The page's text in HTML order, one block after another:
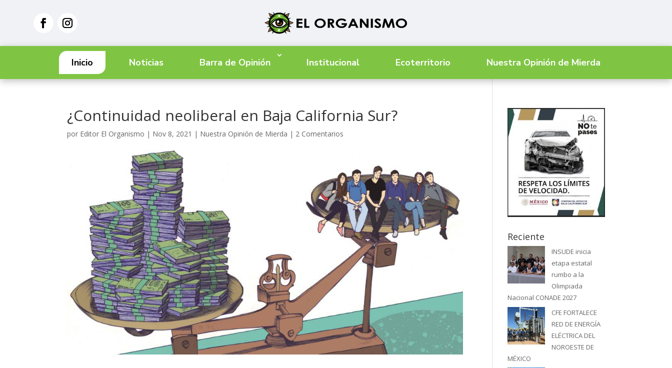
Inicio Noticias Barra de Opinión Institucional Ecoterritorio Nuestra Opinión de Mierda
¿Continuidad neoliberal en Baja California Sur?
por Editor El Organismo | Nov 8, 2021 | Nuestra Opinión de Mierda | 2 Comentarios
Reciente
INSUDE inicia
etapa estatal
rumbo a la
Olimpiada
Nacional CONADE 2027
CFE FORTALECE
RED DE ENERGÍA
ELÉCTRICA DEL
NOROESTE DE
MÉXICO